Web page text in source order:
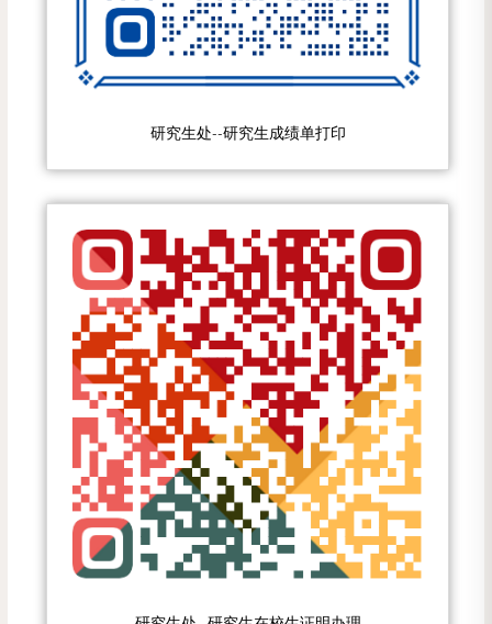
研究生处--研究生成绩单打印